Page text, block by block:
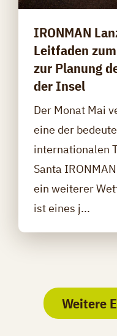
IRONMAN
Leitfaden
zur Planung
der Insel
Der Monat Mai
eine der
internationalen
Santa
ein weiterer
ist eines j...
Weitere